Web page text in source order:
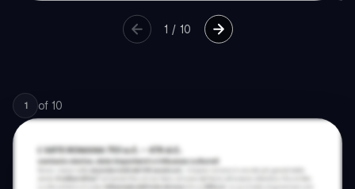
1 / 10
1 of 10